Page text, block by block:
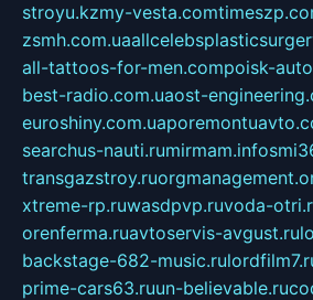
stroyu.kzmy-vesta.com
zsmh.com.ua
all-tattoos-for-men.compoisk-
best-radio.com.uaost-
euroshiny.com.ua
searchus-nauti.rumirmam.info
transgazstroy.ru
xtreme-rp.ruwasdpvp.ruvoda-
orenferma.ruavtoservis-avgust.ru
backstage-682-music.ru
prime-cars63.ruun-believable.ru